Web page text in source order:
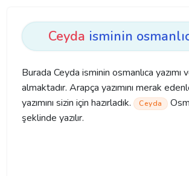
Ceyda isminin
Burada Ceyda isminin osmanlıca
almaktadır. Arapça yazımını merak
yazımını sizin için hazırladık.
Ceyda
şeklinde yazılır.